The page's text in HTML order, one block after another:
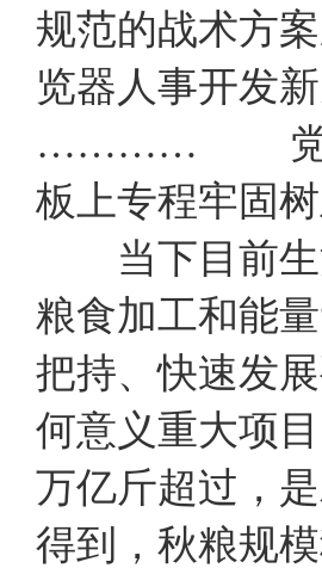
规范的战术方
览器人事开发
………… 党的
板上专程牢固
当下目前生
粮食加工和能
把持、快速发
何意义重大项
万亿斤超过，
得到，秋粮规